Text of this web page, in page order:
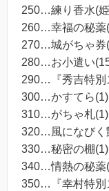
250…練り香水(
260…幸福の秘薬
270…城がちゃ券
280…お小遣い
290…『秀吉特別
300…かすてら(1)
310…がちゃ札(1)
320…風になびく
330…秘密の棚(1)
340…情熱の秘薬
350…『幸村特別